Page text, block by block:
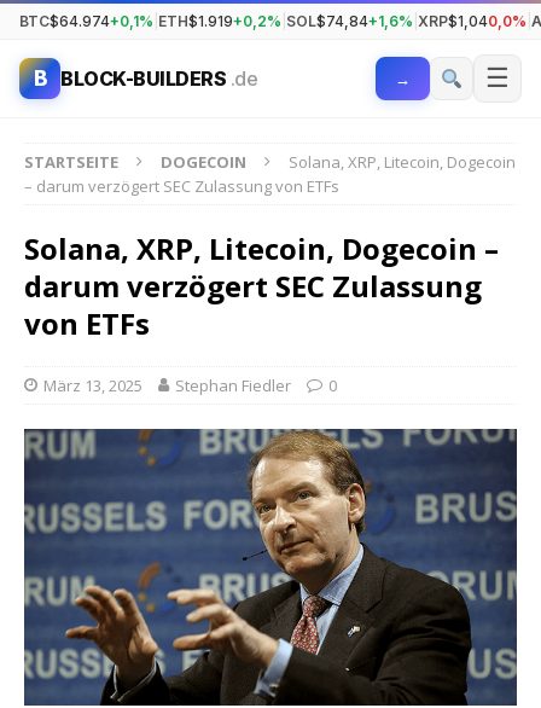
BTC$64.974+0,1% ETH$1.919+0,2% SOL$74,84+1,6% XRP$1,040,0%
B BLOCK-BUILDERS .de → ☰
STARTSEITE DOGECOIN
Solana, XRP, Litecoin, Dogecoin
– darum verzögert SEC Zulassung von ETFs
Solana, XRP, Litecoin, Dogecoin –
darum verzögert SEC Zulassung
von ETFs
März 13, 2025 Stephan Fiedler 0